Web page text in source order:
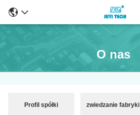
O nas
Profil spółki zwiedzanie fabryki